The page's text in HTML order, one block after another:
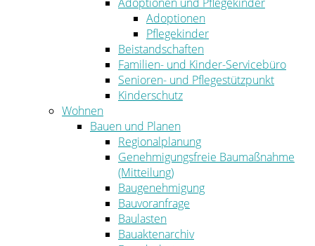
Adoptionen
Pflegekinder
Beistandschaften
Familien- und Kinder-Servicebüro
Senioren- und Pflegestützpunkt
Kinderschutz
Wohnen
Bauen und Planen
Regionalplanung
Genehmigungsfreie Baumaßnahme
(Mitteilung)
Baugenehmigung
Bauvoranfrage
Baulasten
Bauaktenarchiv